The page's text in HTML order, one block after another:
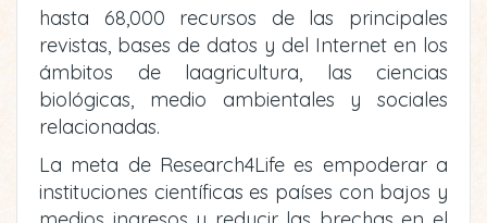
hasta 68,000 recursos de las principales
revistas, bases de datos y del Internet en los
ámbitos de laagricultura, las ciencias
biológicas, medio ambientales y sociales
relacionadas.
La meta de Research4Life es empoderar a
instituciones científicas es países con bajos y